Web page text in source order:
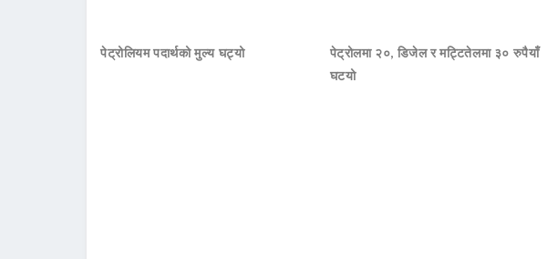
पेट्रोलियम पदार्थको मुल्य घट्यो
पेट्रोलमा २०, डिजेल र मट्टितेलमा ३० रुपैयाँ
घटयो